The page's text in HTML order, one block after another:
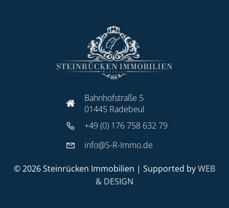
Bahnhofstraße 5
01445 Radebeul
+49 (0) 176 758 632 79
info@S-R-Immo.de
© 2026 Steinrücken Immobilien | Supported byWEB
& DESIGN